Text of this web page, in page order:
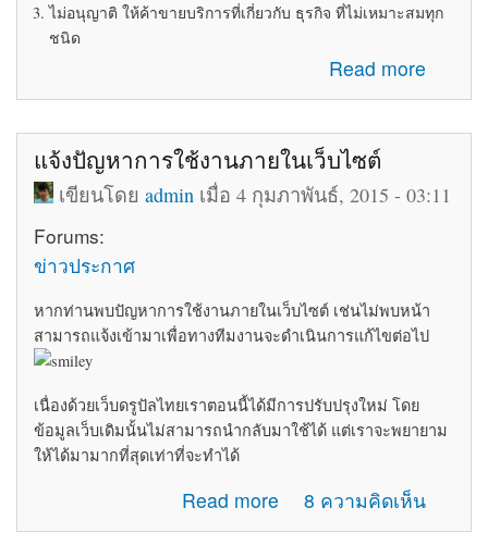
ไม่อนุญาติ ให้ค้าขายบริการที่เกี่ยวกับ ธุรกิจ ที่ไม่เหมาะสมทุก
ชนิด
Read more
about ระเบียบข้อบังคับในการใช้ห้อง Marketplace
แจ้งปัญหาการใช้งานภายในเว็บไซต์
เขียนโดยadmin เมื่อ 4 กุมภาพันธ์, 2015 - 03:11
Forums:
ข่าวประกาศ
หากท่านพบปัญหาการใช้งานภายในเว็บไซต์ เช่นไม่พบหน้า
สามารถแจ้งเข้ามาเพื่อทางทีมงานจะดำเนินการแก้ไขต่อไป
เนื่องด้วยเว็บดรูปัลไทยเราตอนนี้ได้มีการปรับปรุงใหม่ โดย
ข้อมูลเว็บเดิมนั้นไม่สามารถนำกลับมาใช้ได้ แต่เราจะพยายาม
ให้ได้มามากที่สุดเท่าที่จะทำได้
Read more
about แจ้งปัญหาการใช้งานภายในเว็บไซต์8 ความคิดเห็น